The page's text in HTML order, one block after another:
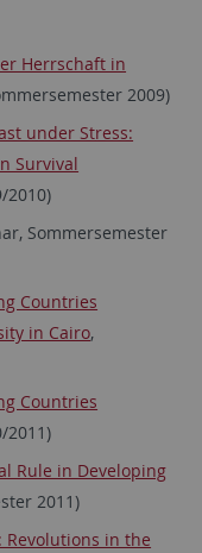
Herrschaft in
2009)
under Stress:
Survival
2010)
Sommersemester
Countries
in Cairo,
Countries
2011)
Rule in Developing
2011)
in the